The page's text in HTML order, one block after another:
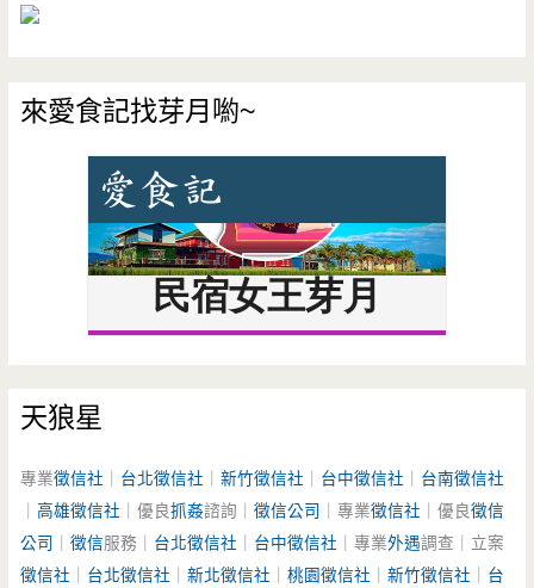
來愛食記找芽月喲~
天狼星
專業徵信社 台北徵信社 ｜新竹徵信社 台中徵信社
台南徵信社
｜高雄徵信社 ｜優良抓姦諮詢｜徵信公司 ｜專業徵信社 ｜優良徵信
公司 ｜徵信服務｜ 台北徵信社 台中徵信社 ｜專業外遇調查｜立案
徵信社
台北徵信社 ｜新北徵信社 ｜桃園徵信社 ｜新竹徵信社 台